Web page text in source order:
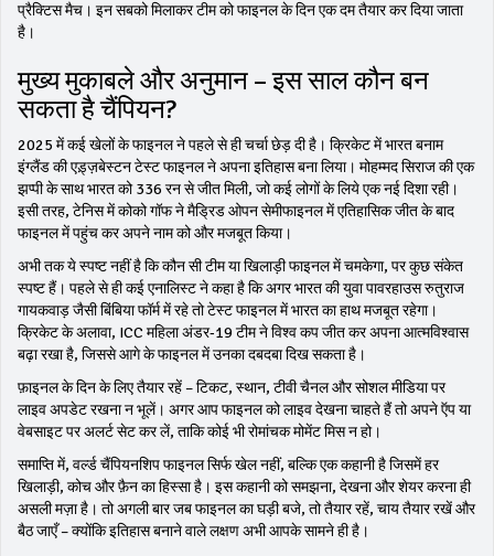
प्रैक्टिस मैच। इन सबको मिलाकर टीम को फाइनल के दिन एक दम तैयार कर दिया जाता
है।
मुख्य मुकाबले और अनुमान – इस साल कौन बन
सकता है चैंपियन?
2025 में कई खेलों के फाइनल ने पहले से ही चर्चा छेड़ दी है। क्रिकेट में भारत बनाम
इंग्लैंड की एड़्ज़बेस्टन टेस्ट फाइनल ने अपना इतिहास बना लिया। मोहम्मद सिराज की एक
झप्पी के साथ भारत को 336 रन से जीत मिली, जो कई लोगों के लिये एक नई दिशा रही।
इसी तरह, टेनिस में कोको गॉफ ने मैड्रिड ओपन सेमीफाइनल में एतिहासिक जीत के बाद
फाइनल में पहुंच कर अपने नाम को और मजबूत किया।
अभी तक ये स्पष्ट नहीं है कि कौन सी टीम या खिलाड़ी फाइनल में चमकेगा, पर कुछ संकेत
स्पष्ट हैं। पहले से ही कई एनालिस्ट ने कहा है कि अगर भारत की युवा पावरहाउस रुतुराज
गायकवाड़ जैसी बिंबिया फॉर्म में रहे तो टेस्ट फाइनल में भारत का हाथ मजबूत रहेगा।
क्रिकेट के अलावा, ICC महिला अंडर‑19 टीम ने विश्व कप जीत कर अपना आत्मविश्वास
बढ़ा रखा है, जिससे आगे के फाइनल में उनका दबदबा दिख सकता है।
फ़ाइनल के दिन के लिए तैयार रहें – टिकट, स्थान, टीवी चैनल और सोशल मीडिया पर
लाइव अपडेट रखना न भूलें। अगर आप फाइनल को लाइव देखना चाहते हैं तो अपने ऍप या
वेबसाइट पर अलर्ट सेट कर लें, ताकि कोई भी रोमांचक मोमेंट मिस न हो।
समाप्ति में, वर्ल्ड चैंपियनशिप फाइनल सिर्फ खेल नहीं, बल्कि एक कहानी है जिसमें हर
खिलाड़ी, कोच और फ़ैन का हिस्सा है। इस कहानी को समझना, देखना और शेयर करना ही
असली मज़ा है। तो अगली बार जब फाइनल का घड़ी बजे, तो तैयार रहें, चाय तैयार रखें और
बैठ जाएँ – क्योंकि इतिहास बनाने वाले लक्षण अभी आपके सामने ही है।